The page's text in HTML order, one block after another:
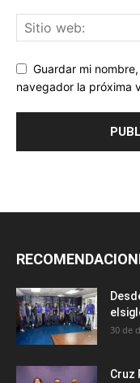
Guardar mi
navegador la próxima
30 de
Cruz